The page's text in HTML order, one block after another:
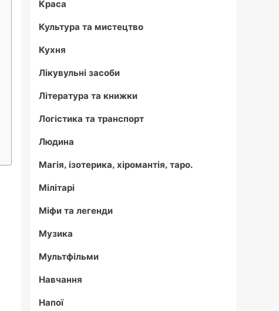
Краса
Культура та мистецтво
Кухня
Лікувульні засоби
Література та книжки
Логістика та транспорт
Людина
Магія, ізотерика, хіромантія, таро.
Мілітарі
Міфи та легенди
Музика
Мультфільми
Навчання
Напої